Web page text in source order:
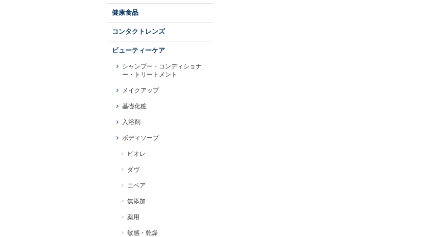
健康食品
コンタクトレンズ
ビューティーケア
シャンプー・コンディショナ
ー・トリートメント
メイクアップ
基礎化粧
入浴剤
ボディソープ
ビオレ
ダヴ
ニベア
無添加
薬用
敏感・乾燥